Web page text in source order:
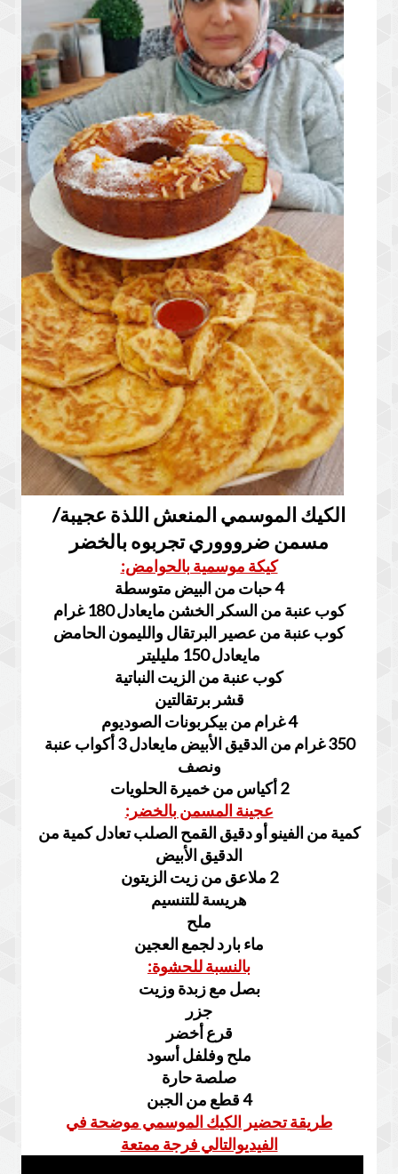
الكيك الموسمي المنعش اللذة عجيبة/
مسمن ضروووري تجربوه بالخضر
كيكة موسمية بالحوامض:
4 حبات من البيض متوسطة
كوب عنبة من السكر الخشن مايعادل 180 غرام
كوب عنبة من عصير البرتقال والليمون الحامض
مايعادل 150 مليليتر
كوب عنبة من الزيت النباتية
قشر برتقالتين
4 غرام من بيكربونات الصوديوم
350 غرام من الدقيق الأبيض مايعادل 3 أكواب عنبة
ونصف
2 أكياس من خميرة الحلويات
عجينة المسمن بالخضر:
كمية من الفينو أو دقيق القمح الصلب تعادل كمية من
الدقيق الأبيض
2 ملاعق من زيت الزيتون
هريسة للتنسيم
ملح
ماء بارد لجمع العجين
بالنسبة للحشوة:
بصل مع زبدة وزيت
جزر
قرع أخضر
ملح وفلفل أسود
صلصة حارة
4 قطع من الجبن
طريقة تحضير الكيك الموسمي موضحة في
الفيديوالتالي فرجة ممتعة